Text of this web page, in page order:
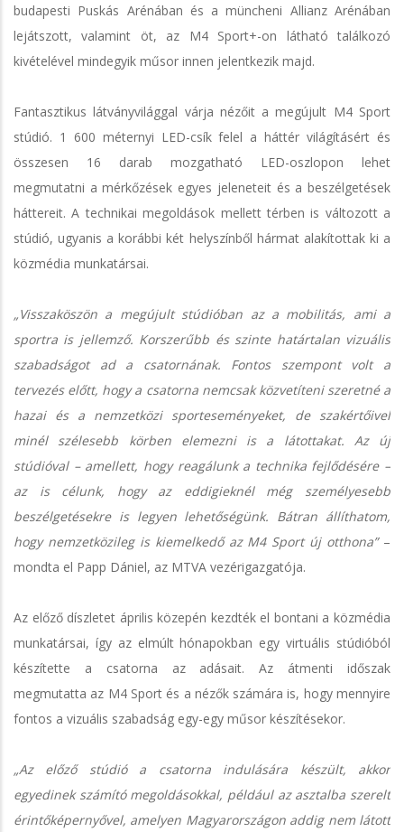
budapesti Puskás Arénában és a müncheni Allianz Arénában
lejátszott, valamint öt, az M4 Sport+-on látható találkozó
kivételével mindegyik műsor innen jelentkezik majd.
Fantasztikus látványvilággal várja nézőit a megújult M4 Sport
stúdió. 1 600 méternyi LED-csík felel a háttér világításért és
összesen 16 darab mozgatható LED-oszlopon lehet
megmutatni a mérkőzések egyes jeleneteit és a beszélgetések
háttereit. A technikai megoldások mellett térben is változott a
stúdió, ugyanis a korábbi két helyszínből hármat alakítottak ki a
közmédia munkatársai.
„Visszaköszön a megújult stúdióban az a mobilitás, ami a
sportra is jellemző. Korszerűbb és szinte határtalan vizuális
szabadságot ad a csatornának. Fontos szempont volt a
tervezés előtt, hogy a csatorna nemcsak közvetíteni szeretné a
hazai és a nemzetközi sporteseményeket, de szakértőivel
minél szélesebb körben elemezni is a látottakat. Az új
stúdióval – amellett, hogy reagálunk a technika fejlődésére –
az is célunk, hogy az eddigieknél még személyesebb
beszélgetésekre is legyen lehetőségünk. Bátran állíthatom,
hogy nemzetközileg is kiemelkedő az M4 Sport új otthona”–
mondta el Papp Dániel, az MTVA vezérigazgatója.
Az előző díszletet április közepén kezdték el bontani a közmédia
munkatársai, így az elmúlt hónapokban egy virtuális stúdióból
készítette a csatorna az adásait. Az átmenti időszak
megmutatta az M4 Sport és a nézők számára is, hogy mennyire
fontos a vizuális szabadság egy-egy műsor készítésekor.
„Az előző stúdió a csatorna indulására készült, akkor
egyedinek számító megoldásokkal, például az asztalba szerelt
érintőképernyővel, amelyen Magyarországon addig nem látott